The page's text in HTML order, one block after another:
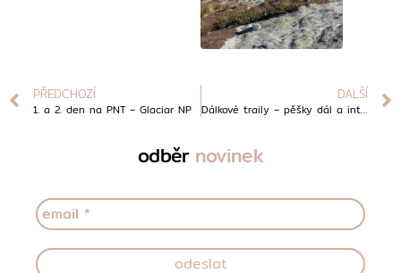
PŘEDCHOZÍ
1. a 2. den na PNT – Glaciar NP
DALŠÍ
Dálkové traily – pěšky dál a intenzivněji
odběr novinek